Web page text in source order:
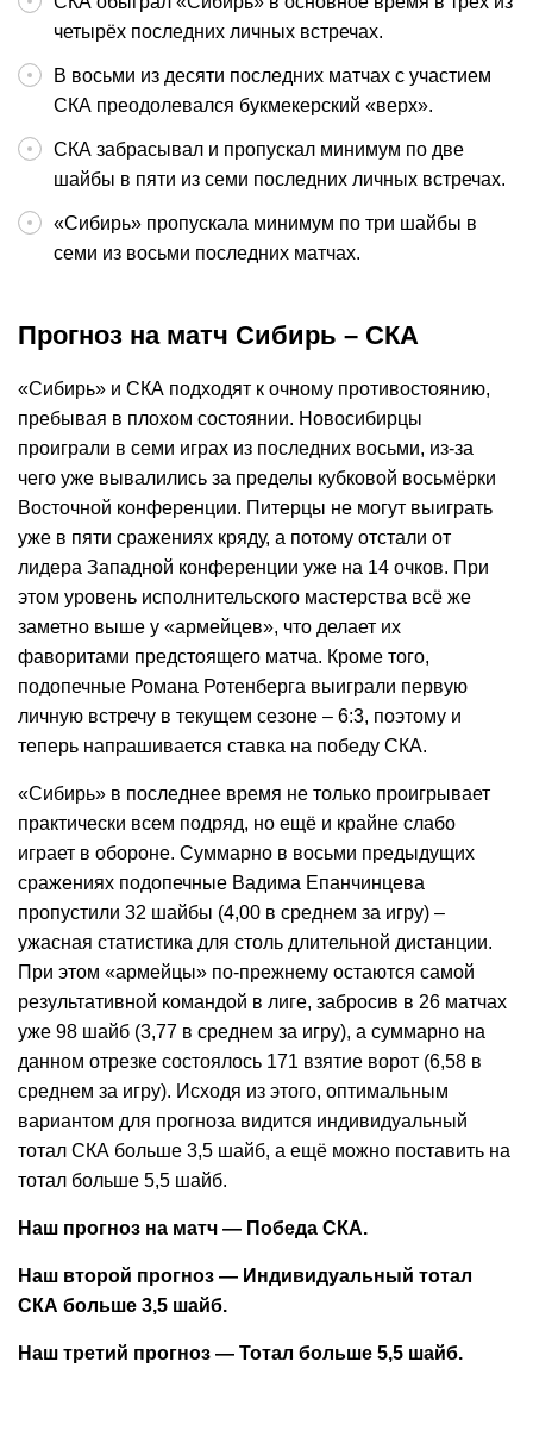
четырёх последних личных встречах.
В восьми из десяти последних матчах с участием
СКА преодолевался букмекерский «верх».
СКА забрасывал и пропускал минимум по две
шайбы в пяти из семи последних личных встречах.
«Сибирь» пропускала минимум по три шайбы в
семи из восьми последних матчах.
Прогноз на матч Сибирь – СКА
«Сибирь» и СКА подходят к очному противостоянию,
пребывая в плохом состоянии. Новосибирцы
проиграли в семи играх из последних восьми, из-за
чего уже вывалились за пределы кубковой восьмёрки
Восточной конференции. Питерцы не могут выиграть
уже в пяти сражениях кряду, а потому отстали от
лидера Западной конференции уже на 14 очков. При
этом уровень исполнительского мастерства всё же
заметно выше у «армейцев», что делает их
фаворитами предстоящего матча. Кроме того,
подопечные Романа Ротенберга выиграли первую
личную встречу в текущем сезоне – 6:3, поэтому и
теперь напрашивается ставка на победу СКА.
«Сибирь» в последнее время не только проигрывает
практически всем подряд, но ещё и крайне слабо
играет в обороне. Суммарно в восьми предыдущих
сражениях подопечные Вадима Епанчинцева
пропустили 32 шайбы (4,00 в среднем за игру) –
ужасная статистика для столь длительной дистанции.
При этом «армейцы» по-прежнему остаются самой
результативной командой в лиге, забросив в 26 матчах
уже 98 шайб (3,77 в среднем за игру), а суммарно на
данном отрезке состоялось 171 взятие ворот (6,58 в
среднем за игру). Исходя из этого, оптимальным
вариантом для прогноза видится индивидуальный
тотал СКА больше 3,5 шайб, а ещё можно поставить на
тотал больше 5,5 шайб.
Наш прогноз на матч — Победа СКА.
Наш второй прогноз — Индивидуальный тотал
СКА больше 3,5 шайб.
Наш третий прогноз — Тотал больше 5,5 шайб.